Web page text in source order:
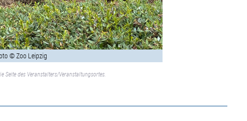
© Zoo Leipzig
Seite des Veranstalters/Veranstaltungsortes.